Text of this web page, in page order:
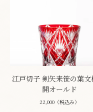
江戸切子 剣矢来笹の葉文
開オールド
22,000（税込み）